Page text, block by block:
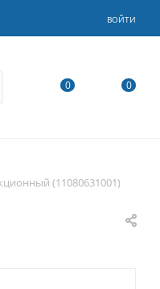
ВОЙТИ
0 0
(11080631001)